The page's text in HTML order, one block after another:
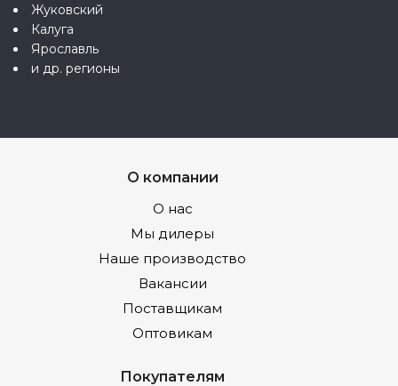
Жуковский
Калуга
Ярославль
и др. регионы
О компании
О нас
Мы дилеры
Наше производство
Вакансии
Поставщикам
Оптовикам
Покупателям